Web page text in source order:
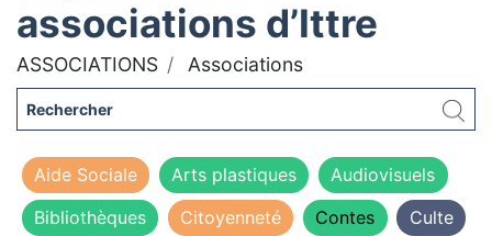
associations d’Ittre
ASSOCIATIONS Associations
Aide Sociale Arts plastiques
Audiovisuels
Bibliothèques
Citoyenneté Contes
Culte